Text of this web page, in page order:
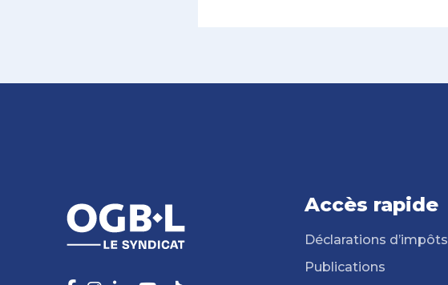
Accès rapide
Déclarations d’impôts
Publications